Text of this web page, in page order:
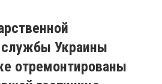
службы Украины
отремонтированы